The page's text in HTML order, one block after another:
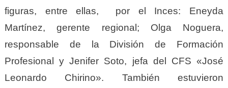
figuras, entre ellas, por el Inces: Eneyda
Martínez, gerente regional; Olga Noguera,
responsable de la División de Formación
Profesional y Jenifer Soto, jefa del CFS «José
Leonardo Chirino». También estuvieron